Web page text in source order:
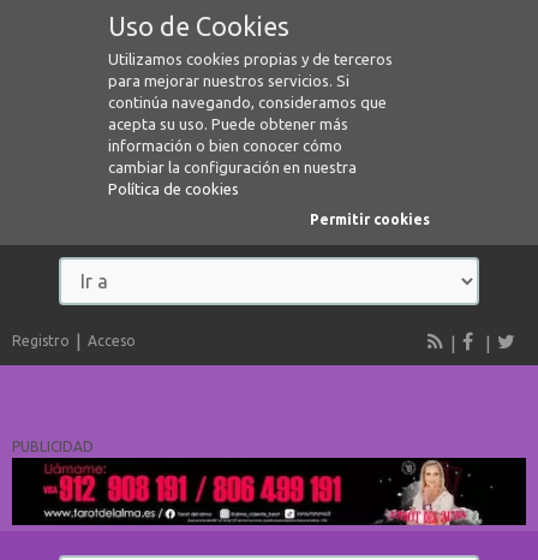
Uso de Cookies
Utilizamos cookies propias y de terceros
para mejorar nuestros servicios. Si
continúa navegando, consideramos que
acepta su uso. Puede obtener más
información o bien conocer cómo
cambiar la configuración en nuestra
Política de cookies
Permitir cookies
Registro Acceso
PUBLICIDAD